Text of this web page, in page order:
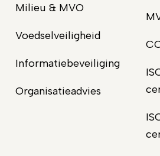
Milieu & MVO
Voedselveiligheid
Informatiebeveiliging
Organisatieadvies